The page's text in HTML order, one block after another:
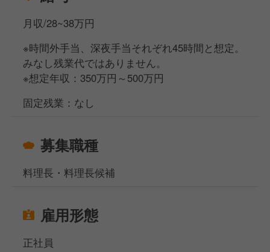
月収/28~38万円
※時間外手当、深夜手当それぞれ45時間と想定。
みなし残業代ではありません。
※想定年収：350万円～500万円
固定残業：なし
募集職種
料理長・料理長候補
雇用形態
正社員